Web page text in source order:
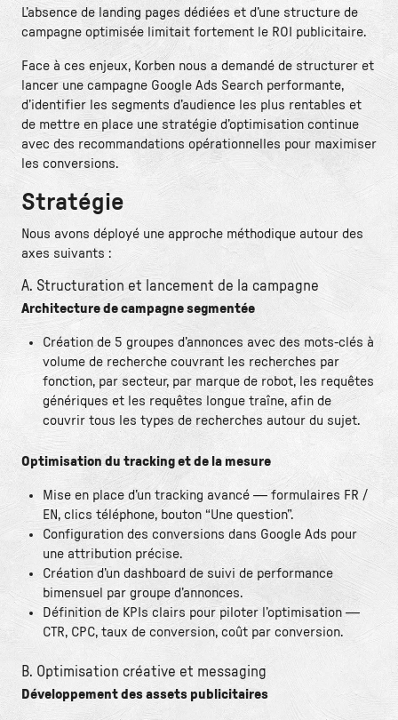
L’absence de landing pages dédiées et d’une structure de
campagne optimisée limitait fortement le ROI publicitaire.
Face à ces enjeux, Korben nous a demandé de structurer et
lancer une campagne Google Ads Search performante,
d’identifier les segments d’audience les plus rentables et
de mettre en place une stratégie d’optimisation continue
avec des recommandations opérationnelles pour maximiser
les conversions.
Stratégie
Nous avons déployé une approche méthodique autour des
axes suivants :
A. Structuration et lancement de la campagne
Architecture de campagne segmentée
Création de 5 groupes d’annonces avec des mots-clés à
volume de recherche couvrant les recherches par
fonction, par secteur, par marque de robot, les requêtes
génériques et les requêtes longue traîne, afin de
couvrir tous les types de recherches autour du sujet.
Optimisation du tracking et de la mesure
Mise en place d’un tracking avancé — formulaires FR /
EN, clics téléphone, bouton “Une question”.
Configuration des conversions dans Google Ads pour
une attribution précise.
Création d’un dashboard de suivi de performance
bimensuel par groupe d’annonces.
Définition de KPIs clairs pour piloter l’optimisation —
CTR, CPC, taux de conversion, coût par conversion.
B. Optimisation créative et messaging
Développement des assets publicitaires